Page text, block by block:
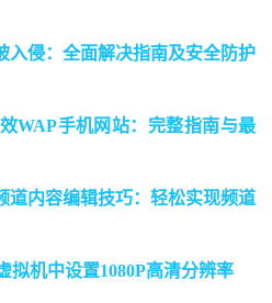
入侵：全面解决指南及安全防护
WAP手机网站：完整指南与最
道内容编辑技巧：轻松实现频道
拟机中设置1080P高清分辨率